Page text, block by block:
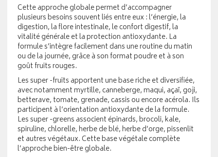
Cette approche globale permet d’accompagner
plusieurs besoins souvent liés entre eux : l’énergie, la
digestion, la flore intestinale, le confort digestif, la
vitalité générale et la protection antioxydante. La
formule s’intègre facilement dans une routine du matin
ou de la journée, grâce à son format poudre et à son
goût fruits rouges.
Les super -fruits apportent une base riche et diversifiée,
avec notamment myrtille, canneberge, maqui, açaï, goji,
betterave, tomate, grenade, cassis ou encore acérola. Ils
participent à l’orientation antioxydante de la formule.
Les super -greens associent épinards, brocoli, kale,
spiruline, chlorelle, herbe de blé, herbe d’orge, pissenlit
et autres végétaux. Cette base végétale complète
l’approche bien-être globale.